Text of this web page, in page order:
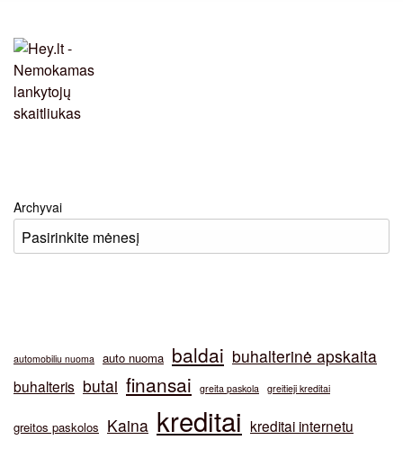
Archyvai
automobiliu nuoma auto nuoma baldai buhalterinė apskaita
buhalteris butai finansai greita paskola greitieji kreditai
greitos paskolos Kaina kreditai kreditai internetu